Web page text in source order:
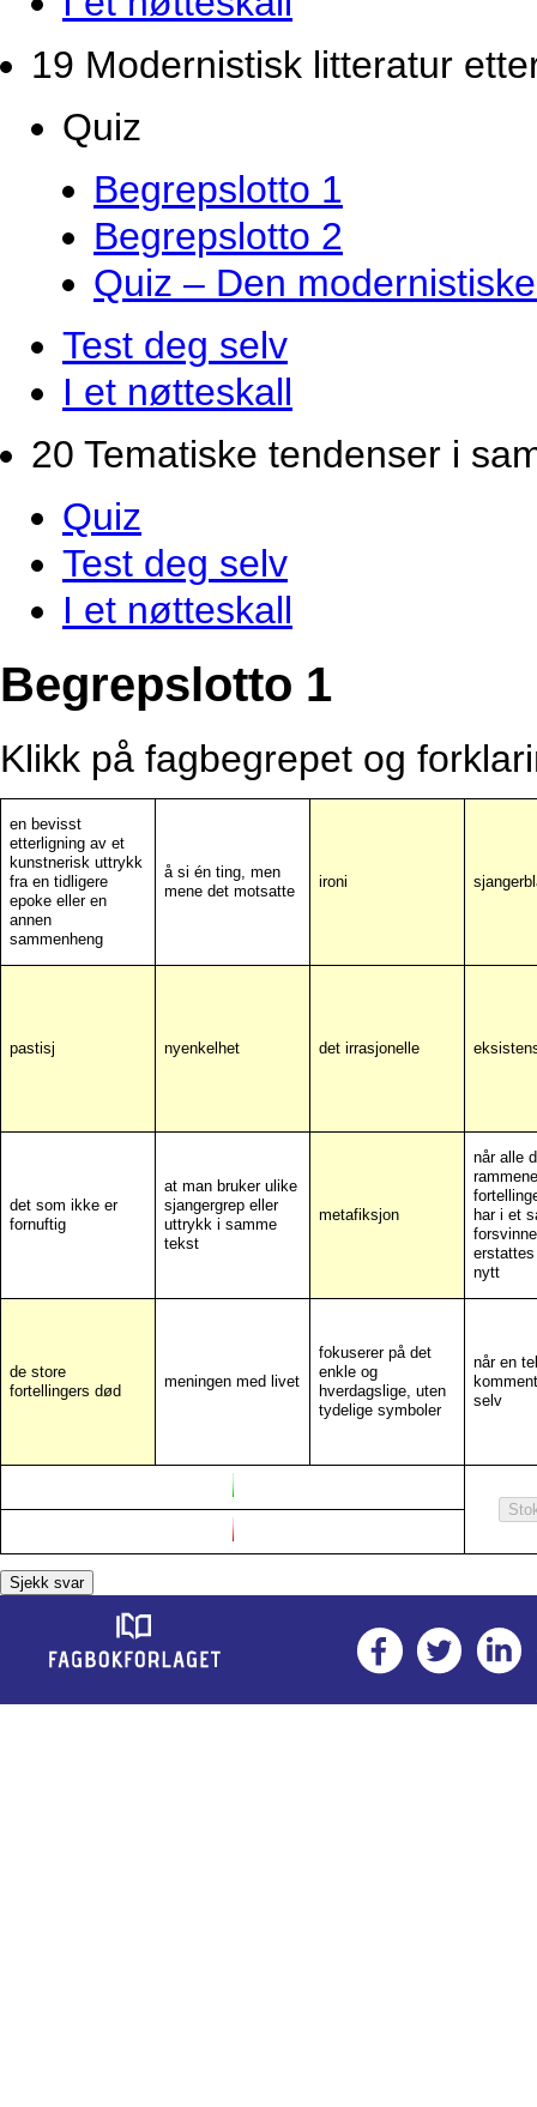
19 Modernistisk litteratur
Quiz
Begrepslotto 1
Begrepslotto 2
Quiz – Den
Test deg selv
I et nøtteskall
20 Tematiske tendenser i
Quiz
Test deg selv
I et nøtteskall
Begrepslotto 1
Klikk på fagbegrepet og
en bevisst
etterligning av et
kunstnerisk uttrykk
fra en tidligere
epoke eller en
annen
sammenheng
å si én ting, men
mene det motsatte
ironi
pastisj nyenkelhet det irrasjonelle
det som ikke er
fornuftig
at man bruker ulike
sjangergrep eller
uttrykk i samme
tekst
metafiksjon
når alle
har i et
nytt
de store
fortellingers død
meningen med livet
fokuserer på det
enkle og
hverdagslige, uten
tydelige symboler
når en
selv
Sjekk svar